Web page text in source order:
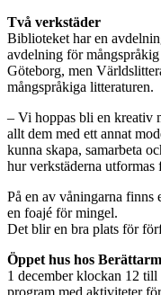
Två verkstäder
Biblioteket har en
avdelning för
Göteborg, men
mångspråkiga litteraturen.
– Vi hoppas bli en kreativ
allt dem med ett annat
kunna skapa, samarbeta
hur verkstäderna
På en av våningarna finns
en foajé för mingel.
Det blir en bra plats för
Öppet hus hos
1 december klockan 12
program med aktiviteter